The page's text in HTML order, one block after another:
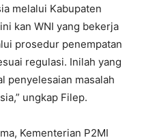
melalui Kabupaten
kan WNI yang bekerja
prosedur penempatan
regulasi. Inilah yang
penyelesaian masalah
ungkap Filep.
Kementerian P2MI